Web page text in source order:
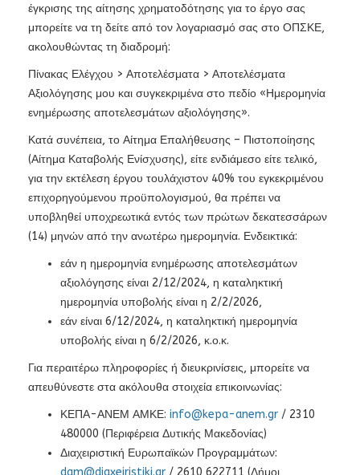
έγκρισης της αίτησης χρηματοδότησης για το έργο σας
μπορείτε να τη δείτε από τον λογαριασμό σας στο ΟΠΣΚΕ,
ακολουθώντας τη διαδρομή:
Πίνακας Ελέγχου > Αποτελέσματα > Αποτελέσματα
Αξιολόγησης μου και συγκεκριμένα στο πεδίο «Ημερομηνία
ενημέρωσης αποτελεσμάτων αξιολόγησης».
Κατά συνέπεια, το Αίτημα Επαλήθευσης – Πιστοποίησης
(Αίτημα Καταβολής Ενίσχυσης), είτε ενδιάμεσο είτε τελικό,
για την εκτέλεση έργου τουλάχιστον 40% του εγκεκριμένου
επιχορηγούμενου προϋπολογισμού, θα πρέπει να
υποβληθεί υποχρεωτικά εντός των πρώτων δεκατεσσάρων
(14) μηνών από την ανωτέρω ημερομηνία. Ενδεικτικά:
εάν η ημερομηνία ενημέρωσης αποτελεσμάτων
αξιολόγησης είναι 2/12/2024, η καταληκτική
ημερομηνία υποβολής είναι η 2/2/2026,
εάν είναι 6/12/2024, η καταληκτική ημερομηνία
υποβολής είναι η 6/2/2026, κ.ο.κ.
Για περαιτέρω πληροφορίες ή διευκρινίσεις, μπορείτε να
απευθύνεστε στα ακόλουθα στοιχεία επικοινωνίας:
ΚΕΠΑ-ΑΝΕΜ ΑΜΚΕ: info@kepa-anem.gr / 2310
480000 (Περιφέρεια Δυτικής Μακεδονίας)
Διαχειριστική Ευρωπαϊκών Προγραμμάτων:
dam@diaxeiristiki.gr / 2610 622711 (Δήμοι